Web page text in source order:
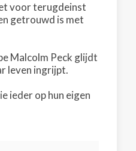
voor terugdeinst
getrouwd is met
Malcolm Peck glijdt
leven ingrijpt.
ieder op hun eigen